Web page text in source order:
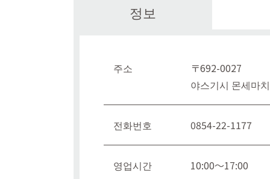
정보
주소
〒692-0027
야스기시 몬세마
전화번호 0854-22-1177
영업시간 10:00～17:00